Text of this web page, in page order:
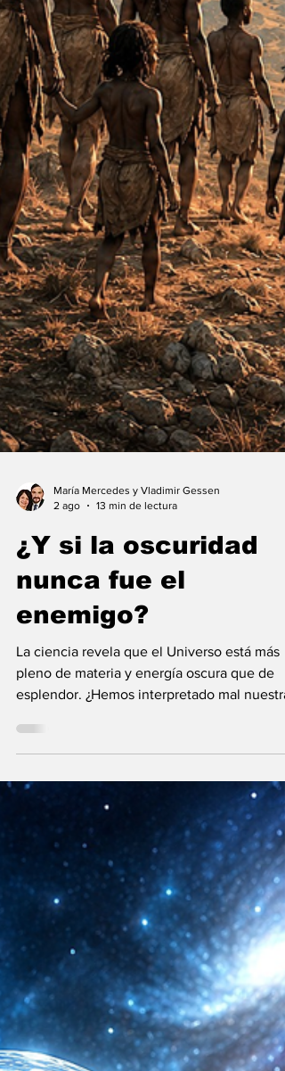
2 ago
13 min de lectura
¿Y si la oscuridad
nunca fue el
enemigo?
La ciencia revela que el Universo está más
pleno de materia y energía oscura que de
esplendor. ¿Hemos interpretado mal